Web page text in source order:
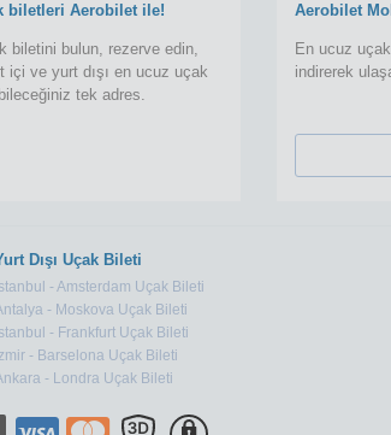
biletleri Aerobilet ile!
biletini bulun, rezerve edin,
içi ve yurt dışı en ucuz uçak
tek adres.
Aerobilet
En ucuz
indirerek
Dışı Uçak Bileti
İstanbul - Amsterdam Uçak Bileti
- Moskova Uçak Bileti
İstanbul - Frankfurt Uçak Bileti
- Barselona Uçak Bileti
- Londra Uçak Bileti